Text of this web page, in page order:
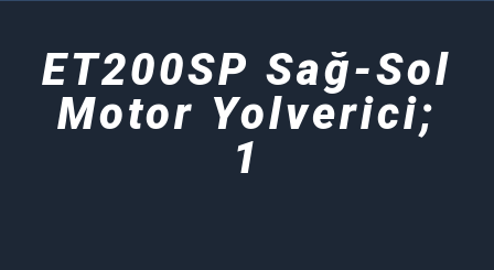
ET200SP Sağ-Sol
Motor Yolverici;
1